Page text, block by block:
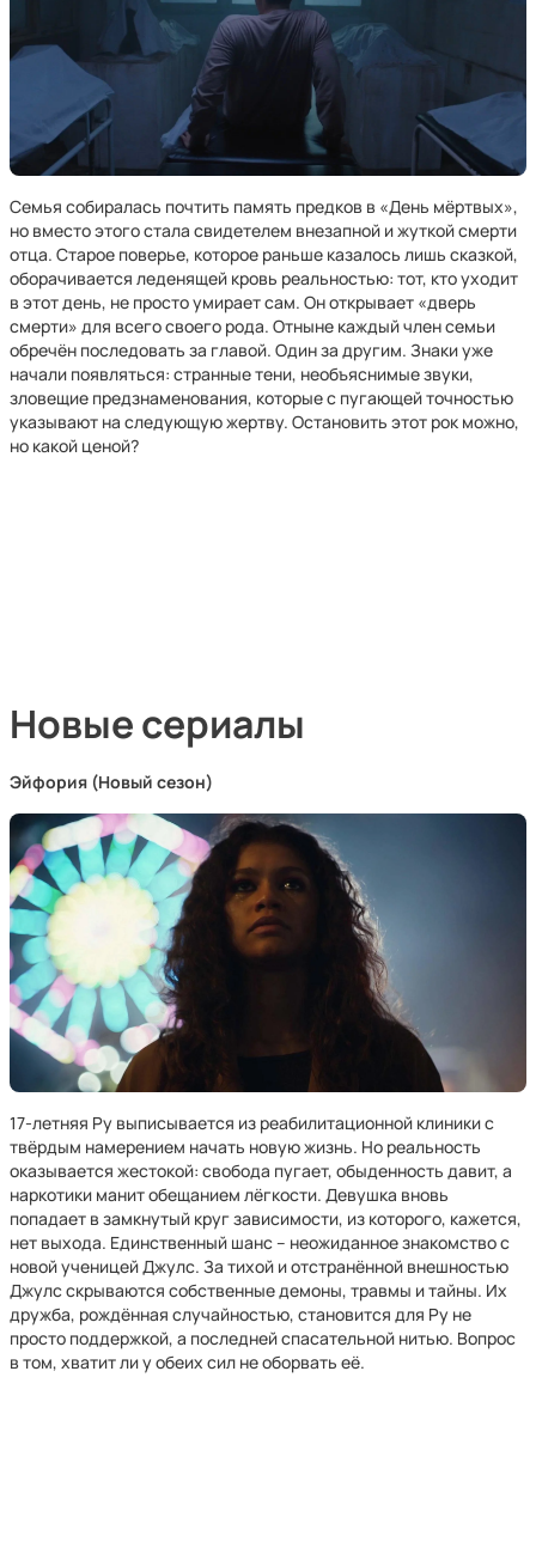
Семья собиралась почтить память предков в «День мёртвых»,
но вместо этого стала свидетелем внезапной и жуткой смерти
отца. Старое поверье, которое раньше казалось лишь сказкой,
оборачивается леденящей кровь реальностью: тот, кто уходит
в этот день, не просто умирает сам. Он открывает «дверь
смерти» для всего своего рода. Отныне каждый член семьи
обречён последовать за главой. Один за другим. Знаки уже
начали появляться: странные тени, необъяснимые звуки,
зловещие предзнаменования, которые с пугающей точностью
указывают на следующую жертву. Остановить этот рок можно,
но какой ценой?
Новые сериалы
Эйфория (Новый сезон)
17-летняя Ру выписывается из реабилитационной клиники с
твёрдым намерением начать новую жизнь. Но реальность
оказывается жестокой: свобода пугает, обыденность давит, а
наркотики манит обещанием лёгкости. Девушка вновь
попадает в замкнутый круг зависимости, из которого, кажется,
нет выхода. Единственный шанс – неожиданное знакомство с
новой ученицей Джулс. За тихой и отстранённой внешностью
Джулс скрываются собственные демоны, травмы и тайны. Их
дружба, рождённая случайностью, становится для Ру не
просто поддержкой, а последней спасательной нитью. Вопрос
в том, хватит ли у обеих сил не оборвать её.